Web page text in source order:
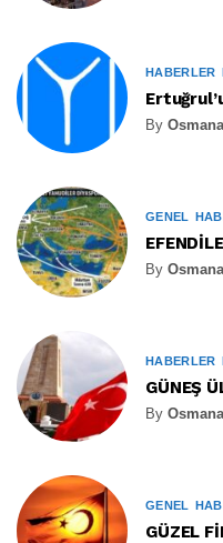
HABERLER
By
GENEL
By
HABERLER
GÜNEŞ
By
GENEL
GÜZEL